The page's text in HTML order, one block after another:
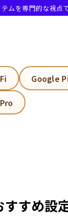
を専門的な視点
Google
すめ設
本